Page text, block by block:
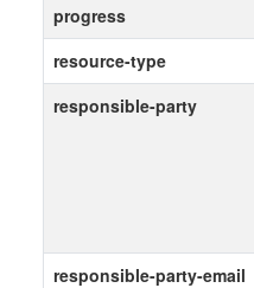
progress
resource-type
responsible-party
responsible-party-email